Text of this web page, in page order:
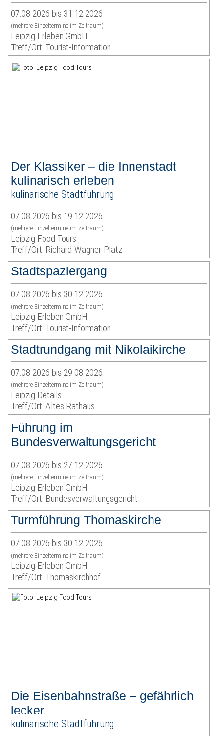
07.08.2026 bis 31.12.2026
(mehrere Einzeltermine im Zeitraum)
Leipzig Erleben GmbH
Treff/Ort: Tourist-Information
Der Klassiker – die Innenstadt
kulinarisch erleben
kulinarische Stadtführung
07.08.2026 bis 19.12.2026
(mehrere Einzeltermine im Zeitraum)
Leipzig Food Tours
Treff/Ort: Richard-Wagner-Platz
Stadtspaziergang
07.08.2026 bis 30.12.2026
(mehrere Einzeltermine im Zeitraum)
Leipzig Erleben GmbH
Treff/Ort: Tourist-Information
Stadtrundgang mit Nikolaikirche
07.08.2026 bis 29.08.2026
(mehrere Einzeltermine im Zeitraum)
Leipzig Details
Treff/Ort: Altes Rathaus
Führung im
Bundesverwaltungsgericht
07.08.2026 bis 27.12.2026
(mehrere Einzeltermine im Zeitraum)
Leipzig Erleben GmbH
Treff/Ort: Bundesverwaltungsgericht
Turmführung Thomaskirche
07.08.2026 bis 30.12.2026
(mehrere Einzeltermine im Zeitraum)
Leipzig Erleben GmbH
Treff/Ort: Thomaskirchhof
Die Eisenbahnstraße – gefährlich
lecker
kulinarische Stadtführung